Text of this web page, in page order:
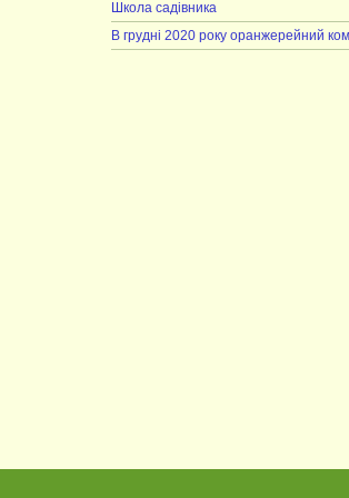
Школа садівника
В грудні 2020 року оранжерейний